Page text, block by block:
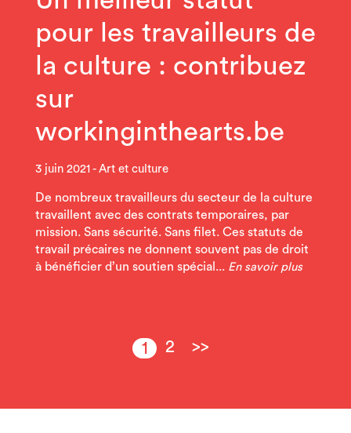
pour les travailleurs de
la culture : contribuez
sur
workinginthearts.be
3 juin 2021 Art et culture
De nombreux travailleurs du secteur de la culture
travaillent avec des contrats temporaires, par
mission. Sans sécurité. Sans filet. Ces statuts de
travail précaires ne donnent souvent pas de droit
à bénéficier d’un soutien spécial... En savoir plus
1 2 >>